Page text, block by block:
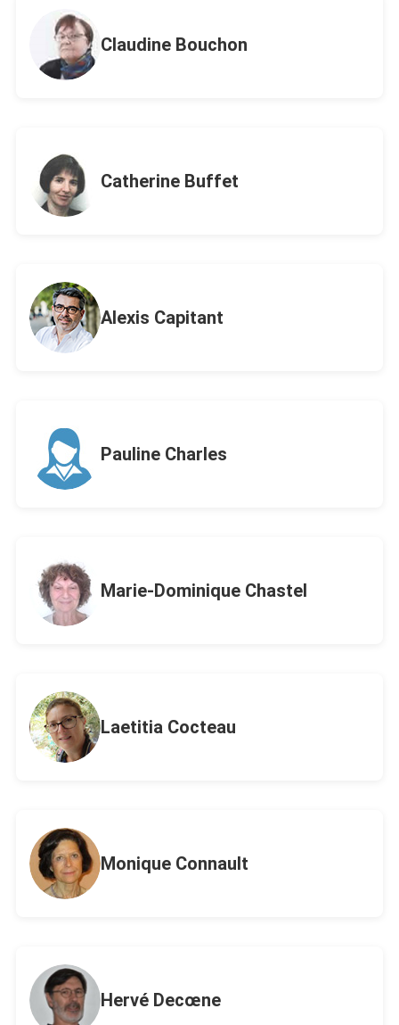
Claudine Bouchon
Catherine Buffet
Alexis Capitant
Pauline Charles
Marie-Dominique Chastel
Laetitia Cocteau
Monique Connault
Hervé Decœne